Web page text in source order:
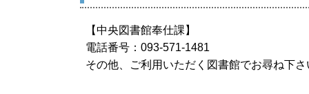
【中央図書館奉仕課】
電話番号：093-571-1481
その他、ご利用いただく図書館でお尋ね下さ